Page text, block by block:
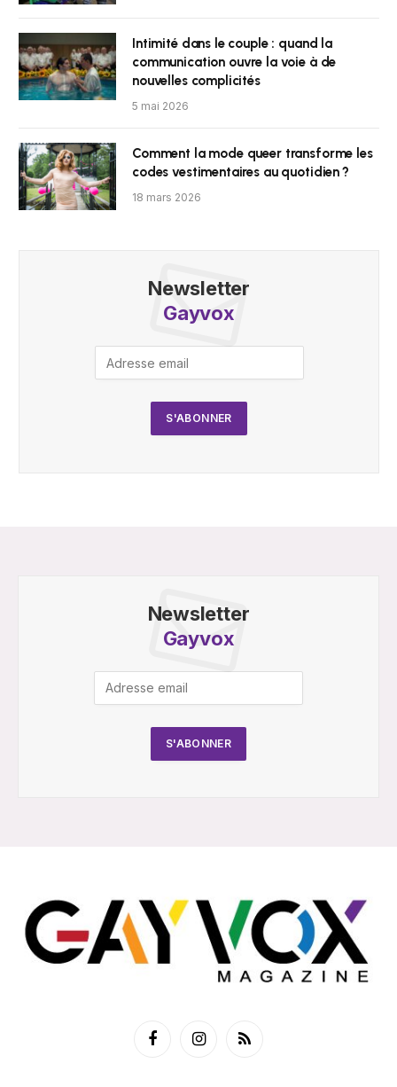
Intimité dans le couple : quand la
communication ouvre la voie à de
nouvelles complicités
5 mai 2026
Comment la mode queer transforme les
codes vestimentaires au quotidien ?
18 mars 2026
Newsletter
Gayvox
Newsletter
Gayvox
FacebookInstagramRSS